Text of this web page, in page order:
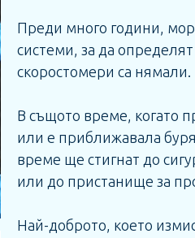
Преди много години,
системи, за да
скоростомери са нямали.
В същото време, когато
или е приближавала
време ще стигнат до
или до пристанище за
Най-доброто, което